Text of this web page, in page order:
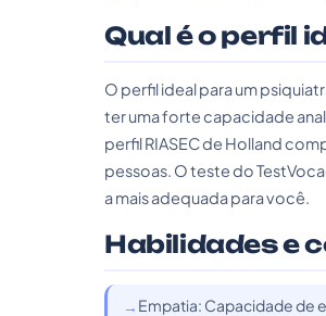
Qual é o perfil
O perfil ideal para um
ter uma forte capacidade
perfil RIASEC de Holland
pessoas. O teste do
a mais adequada para você.
Habilidades e
Empatia: Capacidade de